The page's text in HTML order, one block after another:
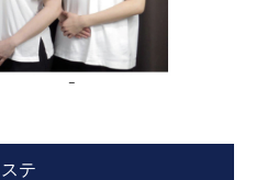
テ